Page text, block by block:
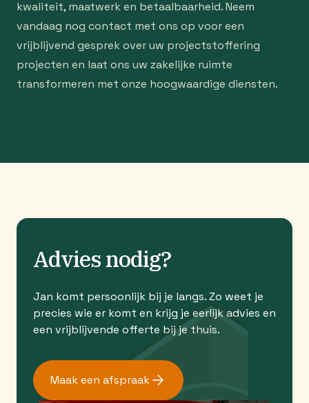
kwaliteit, maatwerk en betaalbaarheid. Neem
vandaag nog contact met ons op voor een
vrijblijvend gesprek over uw projectstoffering
projecten en laat ons uw zakelijke ruimte
transformeren met onze hoogwaardige diensten.
Advies nodig?
Jan komt persoonlijk bij je langs. Zo weet je
precies wie er komt en krijg je eerlijk advies en
een vrijblijvende offerte bij je thuis.
Maak een afspraak